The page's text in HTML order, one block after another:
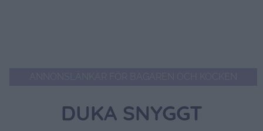
DUKA SNYGGT